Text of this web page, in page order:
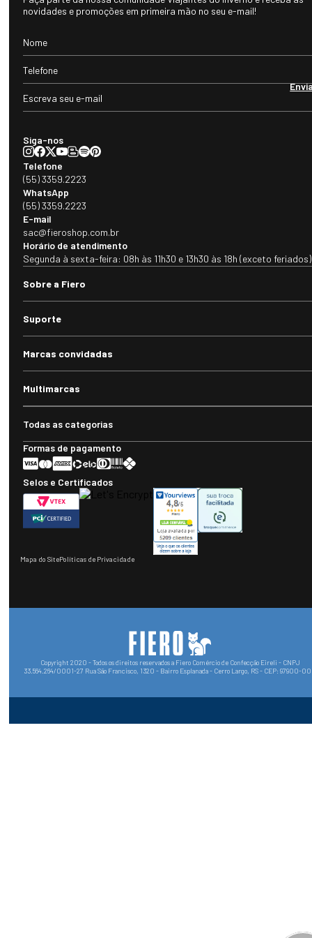
novidades e promoções em primeira mão no seu e-mail!
Siga-nos
Telefone
(55) 3359.2223
WhatsApp
(55) 3359.2223
E-mail
sac@fieroshop.com.br
Horário de atendimento
Segunda à sexta-feira: 08h às 11h30 e 13h30 às 18h (exceto feriados)
Sobre a Fiero
Suporte
Marcas convidadas
Multimarcas
Todas as categorias
Formas de pagamento
Selos e Certificados
Mapa do SitePolíticas de Privacidade
Copyright 2020 - Todos os direitos reservados a Fiero Comércio de Confecção Eireli - CNPJ
33.564.264/0001-27 Rua São Francisco, 1320 - Bairro Esplanada - Cerro Largo, RS - CEP: 97900-